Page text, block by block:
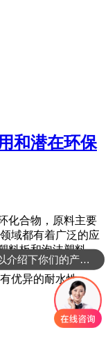
和潜在环保
化合物，原料主要
域都有着广泛的应
料板和泡沫塑料，
物染整剂、皮革和
优异的耐水性..
可以介绍下你们的产品么